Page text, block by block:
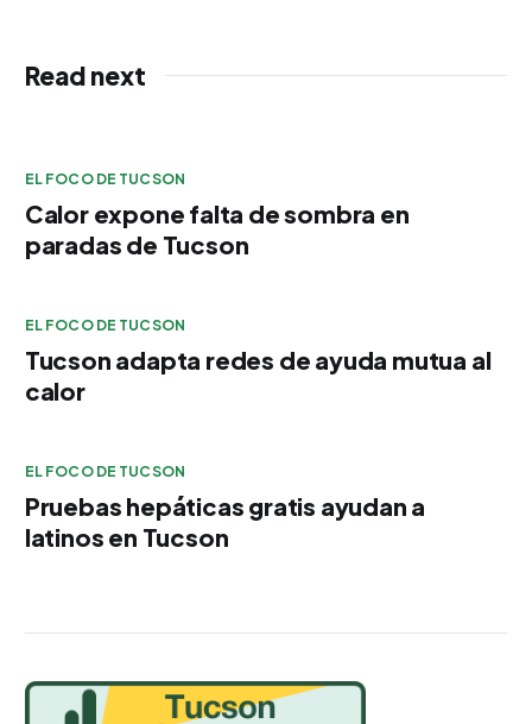
Read next
EL FOCO DE TUCSON
Calor expone falta de sombra en
paradas de Tucson
EL FOCO DE TUCSON
Tucson adapta redes de ayuda mutua al
calor
EL FOCO DE TUCSON
Pruebas hepáticas gratis ayudan a
latinos en Tucson